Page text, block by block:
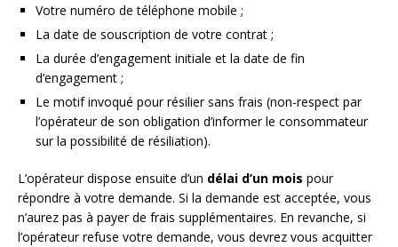
Votre numéro de téléphone mobile ;
La date de souscription de votre contrat ;
La durée d’engagement initiale et la date de fin
d’engagement ;
Le motif invoqué pour résilier sans frais (non-respect par
l’opérateur de son obligation d’informer le consommateur
sur la possibilité de résiliation).
L’opérateur dispose ensuite d’un délai d’un mois pour
répondre à votre demande. Si la demande est acceptée, vous
n’aurez pas à payer de frais supplémentaires. En revanche, si
l’opérateur refuse votre demande, vous devrez vous acquitter